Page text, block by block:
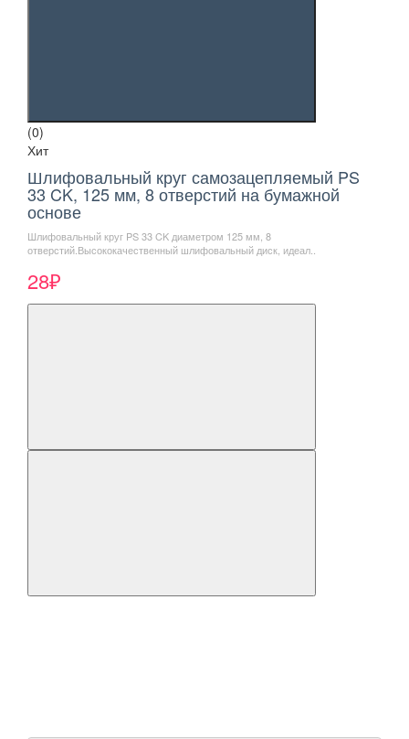
(0)
Хит
Шлифовальный круг самозацепляемый PS
33 CK, 125 мм, 8 отверстий на бумажной
основе
Шлифовальный круг PS 33 CK диаметром 125 мм, 8
отверстий.Высококачественный шлифовальный диск, идеал..
28₽